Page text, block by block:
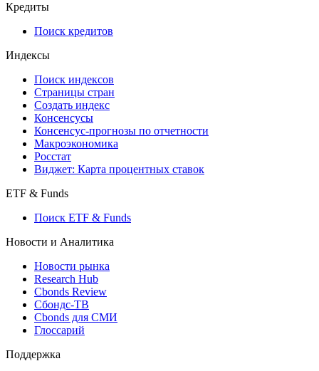
Кредиты
Поиск кредитов
Индексы
Поиск индексов
Страницы стран
Создать индекс
Консенсусы
Консенсус-прогнозы по отчетности
Макроэкономика
Росстат
Виджет: Карта процентных ставок
ETF & Funds
Поиск ETF & Funds
Новости и Аналитика
Новости рынка
Research Hub
Cbonds Review
Сбондс-ТВ
Cbonds для СМИ
Глоссарий
Поддержка